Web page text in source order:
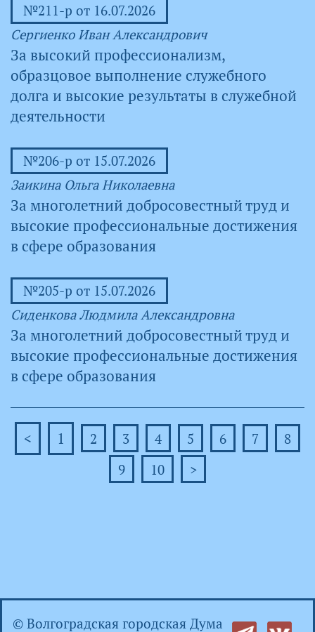
№211-р от 16.07.2026
Сергиенко Иван Александрович
За высокий профессионализм,
образцовое выполнение служебного
долга и высокие результаты в служебной
деятельности
№206-р от 15.07.2026
Заикина Ольга Николаевна
За многолетний добросовестный труд и
высокие профессиональные достижения
в сфере образования
№205-р от 15.07.2026
Сиденкова Людмила Александровна
За многолетний добросовестный труд и
высокие профессиональные достижения
в сфере образования
< 1 2 3 4 5 6 7
8
9
10 >
© Волгоградская городская Дума